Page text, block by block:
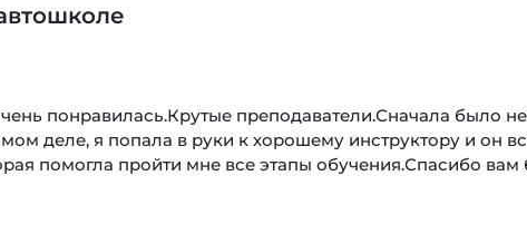
понравилась.Крутые преподаватели.Сначала было
деле, я попала в руки к хорошему инструктору и он
помогла пройти мне все этапы обучения.Спасибо